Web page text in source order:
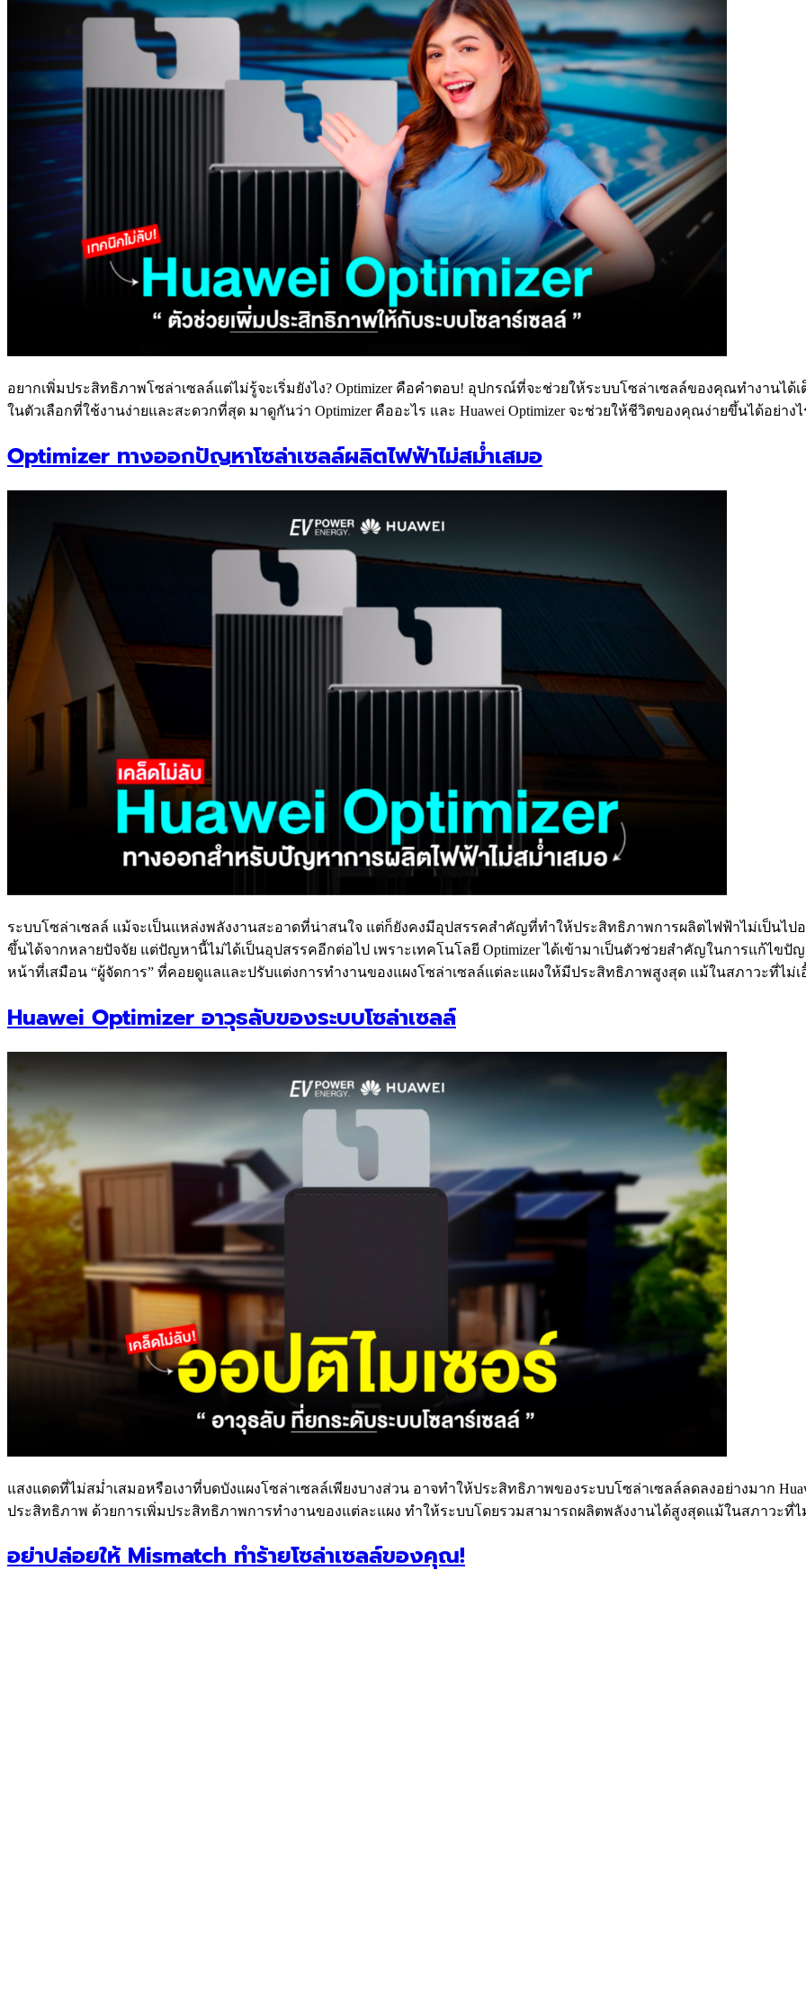
อยากเพิ่มประสิทธิภาพโซล่าเซลล์แต่ไม่รู้จะเริ่มยังไง? Optimizer คือคำตอบ! อุปกรณ์ที่จะช่วยให้ระบบโซล่าเซลล์ของคุณทำงานได้
ในตัวเลือกที่ใช้งานง่ายและสะดวกที่สุด มาดูกันว่า Optimizer คืออะไร และ Huawei Optimizer จะช่วยให้ชีวิตของคุณง่ายขึ้นได้อย่างไ
Optimizer ทางออกปัญหาโซล่าเซลล์ผลิตไฟฟ้าไม่สม่ำเสมอ
ระบบโซล่าเซลล์ แม้จะเป็นแหล่งพลังงานสะอาดที่น่าสนใจ แต่ก็ยังคงมีอุปสรรคสำคัญที่ทำให้ประสิทธิภาพการผลิตไฟฟ้าไม่เป็นไ
ขึ้นได้จากหลายปัจจัย แต่ปัญหานี้ไม่ได้เป็นอุปสรรคอีกต่อไป เพราะเทคโนโลยี Optimizer ได้เข้ามาเป็นตัวช่วยสำคัญในการแก้ไขปั
หน้าที่เสมือน “ผู้จัดการ” ที่คอยดูแลและปรับแต่งการทำงานของแผงโซล่าเซลล์แต่ละแผงให้มีประสิทธิภาพสูงสุด แม้ในสภาวะที่ไม่เ
Huawei Optimizer อาวุธลับของระบบโซล่าเซลล์
แสงแดดที่ไม่สม่ำเสมอหรือเงาที่บดบังแผงโซล่าเซลล์เพียงบางส่วน อาจทำให้ประสิทธิภาพของระบบโซล่าเซลล์ลดลงอย่างมาก
ประสิทธิภาพ ด้วยการเพิ่มประสิทธิภาพการทำงานของแต่ละแผง ทำให้ระบบโดยรวมสามารถผลิตพลังงานได้สูงสุดแม้ในสภาวะที่ไ
อย่าปล่อยให้ Mismatch ทำร้ายโซล่าเซลล์ของคุณ!